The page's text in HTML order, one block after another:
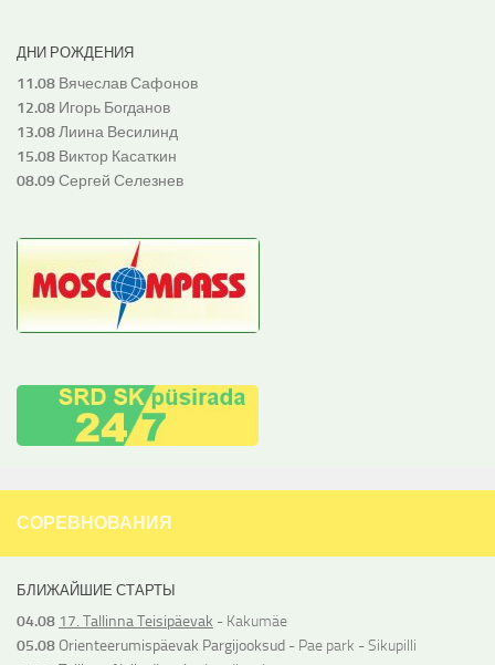
ДНИ РОЖДЕНИЯ
11.08 Вячеслав Сафонов
12.08 Игорь Богданов
13.08Лиина Весилинд
15.08 Виктор Касаткин
08.09Сергей Селезнев
СОРЕВНОВАНИЯ
БЛИЖАЙШИЕ СТАРТЫ
04.08 17. Tallinna Teisipäevak - Kakumäe
05.08 Orienteerumispäevak Pargijooksud - Pae park - Sikupilli